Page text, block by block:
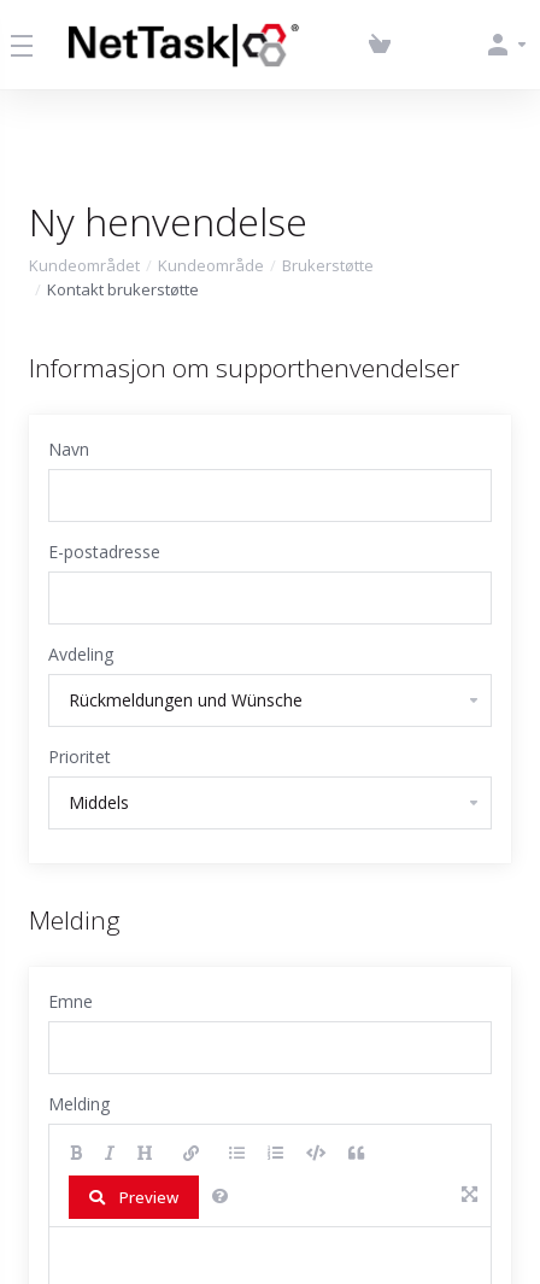
Ny henvendelse
Kundeområdet Kundeområde
Brukerstøtte
Kontakt brukerstøtte
Informasjon om supporthenvendelser
Navn
E-postadresse
Avdeling
Prioritet
Melding
Emne
Melding
Preview